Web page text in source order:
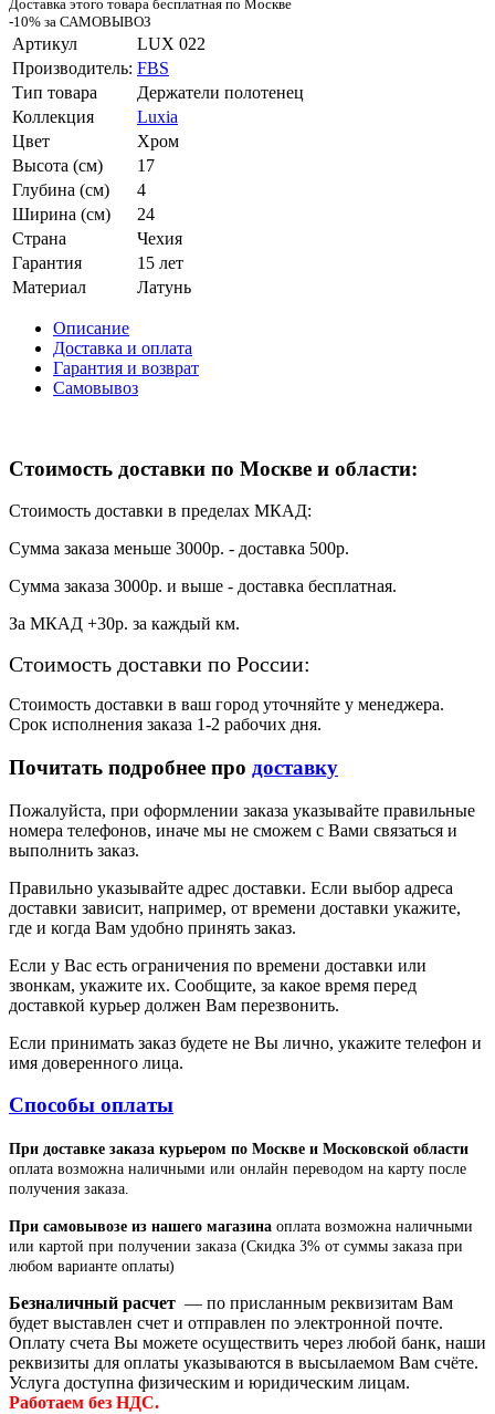
Доставка этого товара бесплатная по Москве
-10% за САМОВЫВОЗ
Артикул
LUX 022
Производитель: FBS
Тип товара
Держатели полотенец
Коллекция
Luxia
Цвет
Хром
Высота (см)
17
Глубина (см)
4
Ширина (см)
24
Страна
Чехия
Гарантия
15 лет
Материал
Латунь
Описание
Доставка и оплата
Гарантия и возврат
Самовывоз
Стоимость доставки по Москве и области:
Стоимость доставки в пределах МКАД:
Сумма заказа меньше 3000р. - доставка 500р.
Сумма заказа 3000р. и выше - доставка бесплатная.
За МКАД +30р. за каждый км.
Стоимость доставки по России:
Стоимость доставки в ваш город уточняйте у менеджера.
Срок исполнения заказа 1-2 рабочих дня.
Почитать подробнее про доставку
Пожалуйста, при оформлении заказа указывайте правильные
номера телефонов, иначе мы не сможем с Вами связаться и
выполнить заказ.
Правильно указывайте адрес доставки. Если выбор адреса
доставки зависит, например, от времени доставки укажите,
где и когда Вам удобно принять заказ.
Если у Вас есть ограничения по времени доставки или
звонкам, укажите их. Сообщите, за какое время перед
доставкой курьер должен Вам перезвонить.
Если принимать заказ будете не Вы лично, укажите телефон и
имя доверенного лица.
Способы оплаты
При доставке заказа курьером по Москве и Московской области
оплата возможна наличными или онлайн переводом на карту после
получения заказа.
При самовывозе из нашего магазина оплата возможна наличными
или картой при получении заказа (Скидка 3% от суммы заказа при
любом варианте оплаты)
Безналичный расчет — по присланным реквизитам Вам
будет выставлен счет и отправлен по электронной почте.
Оплату счета Вы можете осуществить через любой банк, наши
реквизиты для оплаты указываются в высылаемом Вам счёте.
Услуга доступна физическим и юридическим лицам.
Работаем без НДС.